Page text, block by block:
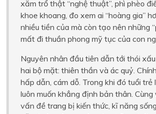
xăm trổ thật “nghệ thuật”, phì phèo
khoe khoang, đo xem ai “hoàng gia”
nhiều tiền của mà còn tạo nên những
mất đi thuần phong mỹ tục của con
Nguyên nhân đầu tiên dẫn tới thói
hai bộ mặt: thiên thần và ác quỷ.
hấp dẫn, cám dỗ. Trong khi đó tuổi trẻ
luôn muốn khẳng định bản thân.
vấn đề trang bị kiến thức, kĩ năng